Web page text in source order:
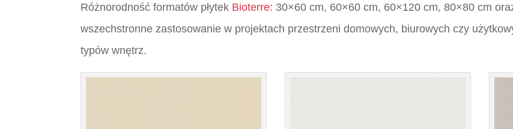
Różnorodność formatów płytek Bioterre: 30×60 cm, 60×60 cm, 60×120 cm, 80×80 cm
wszechstronne zastosowanie w projektach przestrzeni domowych, biurowych czy
typów wnętrz.